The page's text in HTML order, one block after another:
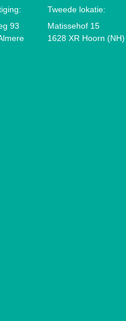
93
Tweede lokatie:
Matissehof 15
1628 XR Hoorn (NH)